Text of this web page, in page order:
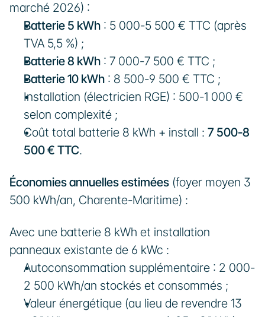
marché 2026) :
Batterie 5 kWh : 5 000-5 500 € TTC (après
TVA 5,5 %) ;
Batterie 8 kWh : 7 000-7 500 € TTC ;
Batterie 10 kWh : 8 500-9 500 € TTC ;
Installation (électricien RGE) : 500-1 000 €
selon complexité ;
Coût total batterie 8 kWh + install : 7 500-8
500 € TTC.
Économies annuelles estimées (foyer moyen 3
500 kWh/an, Charente-Maritime) :
Avec une batterie 8 kWh et installation
panneaux existante de 6 kWc :
Autoconsommation supplémentaire : 2 000-
2 500 kWh/an stockés et consommés ;
Valeur énergétique (au lieu de revendre 13